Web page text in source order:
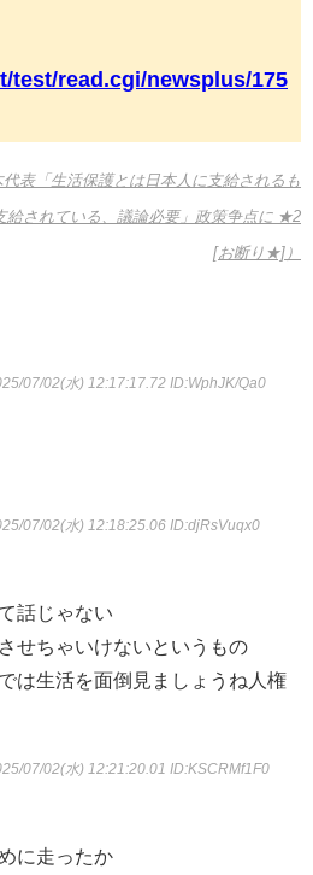
test/read.cgi/newsplus/175
代表「生活保護とは日本人に支給されるも
給されている、議論必要」政策争点に ★2
[お断り★]）
07/02(水) 12:17:17.72 ID:WphJK/Qa0
07/02(水) 12:18:25.06 ID:djRsVuqx0
話じゃない
せちゃいけないというもの
は生活を面倒見ましょうね人権
07/02(水) 12:21:20.01 ID:KSCRMf1F0
に走ったか